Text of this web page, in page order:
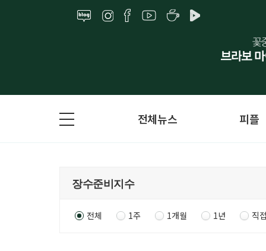
전체뉴스 피플
전체 1주 1개월 1년 직